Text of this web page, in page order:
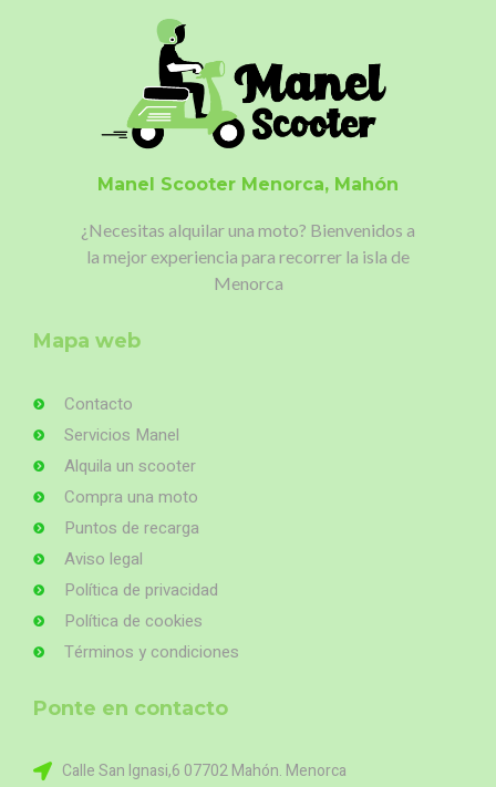
Manel Scooter Menorca, Mahón
¿Necesitas alquilar una moto? Bienvenidos a
la mejor experiencia para recorrer la isla de
Menorca
Mapa web
Contacto
Servicios Manel
Alquila un scooter
Compra una moto
Puntos de recarga
Aviso legal
Política de privacidad
Política de cookies
Términos y condiciones
Ponte en contacto
Calle San Ignasi,6 07702 Mahón. Menorca